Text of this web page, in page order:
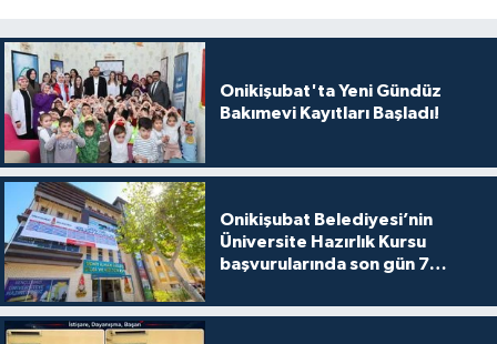
Onikişubat'ta Yeni Gündüz
Bakımevi Kayıtları Başladı!
Onikişubat Belediyesi’nin
Üniversite Hazırlık Kursu
başvurularında son gün 7